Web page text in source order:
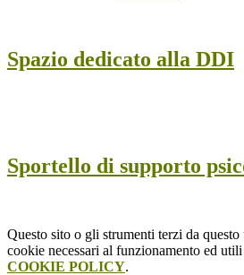
Spazio dedicato alla DDI
Sportello di supporto
Questo sito o gli strumenti terzi da
cookie necessari al funzionamento ed
COOKIE POLICY.